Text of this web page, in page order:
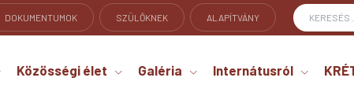
DOKUMENTUMOK SZÜLŐKNEK ALAPÍTVÁNY
Közösségi élet Galéria Internátusról